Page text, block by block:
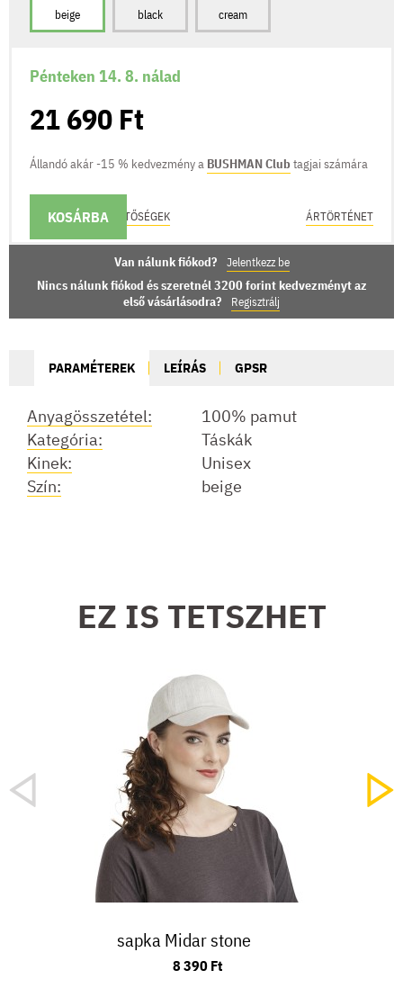
beige black cream
Pénteken 14. 8. nálad
21 690 Ft
Állandó akár -15 % kedvezmény a BUSHMAN Clubtagjai számára
KOSÁRBA
KÉZBESÍTÉSI LEHETŐSÉGEK ÁRTÖRTÉNET
Van nálunk fiókod? Jelentkezz be
Nincs nálunk fiókod és szeretnél 3200 forint kedvezményt az
első vásárlásodra?
Regisztrálj
PARAMÉTEREK LEÍRÁS GPSR
Anyagösszetétel:
100% pamut
Kategória:
Táskák
Kinek:
Unisex
Szín:
beige
EZ IS TETSZHET
sapka Midar stone
8 390 Ft